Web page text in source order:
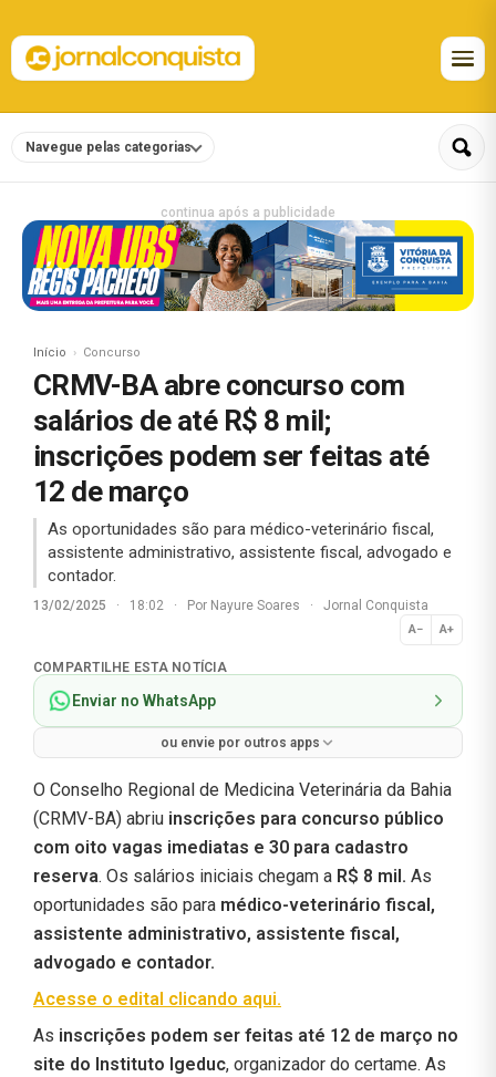
Navegue pelas categorias
continua após a publicidade
Início Concurso
CRMV-BA abre concurso com
salários de até R$ 8 mil;
inscrições podem ser feitas até
12 de março
As oportunidades são para médico-veterinário fiscal,
assistente administrativo, assistente fiscal, advogado e
contador.
13/02/2025 · 18:02 · Por Nayure Soares · Jornal Conquista
A− A+
Normal
COMPARTILHE ESTA NOTÍCIA
Enviar no WhatsApp
ou envie por outros apps
O Conselho Regional de Medicina Veterinária da Bahia
(CRMV-BA) abriu inscrições para concurso público
com oito vagas imediatas e 30 para cadastro
reserva. Os salários iniciais chegam a R$ 8 mil. As
oportunidades são para médico-veterinário fiscal,
assistente administrativo, assistente fiscal,
advogado e contador.
Acesse o edital clicando aqui.
As inscrições podem ser feitas até 12 de março no
site do Instituto Igeduc, organizador do certame. As